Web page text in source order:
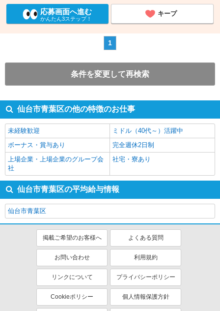
応募画面へ進む
かんたん3ステップ！
キープ
1
条件を変更して再検索
仙台市青葉区の他の特徴のお仕事
未経験歓迎
ミドル（40代～）活躍中
ボーナス・賞与あり
完全週休2日制
上場企業・上場企業のグループ会
社
社宅・寮あり
仙台市青葉区の平均給与情報
仙台市青葉区
掲載ご希望のお客様へ よくある質問
お問い合わせ 利用規約
リンクについて プライバシーポリシー
Cookieポリシー 個人情報保護方針